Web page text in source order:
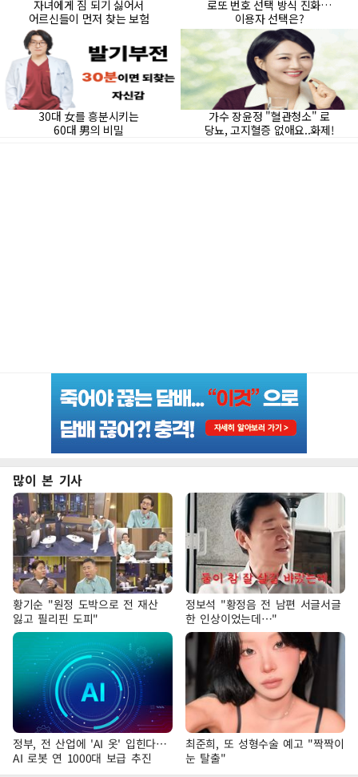
많이 본 기사
황기순 "원정 도박으로 전 재산
잃고 필리핀 도피"
정보석 "황정음 전 남편 서글서글
한 인상이었는데…"
정부, 전 산업에 'AI 옷' 입힌다…
AI 로봇 연 1000대 보급 추진
최준희, 또 성형수술 예고 "짝짝이
눈 탈출"